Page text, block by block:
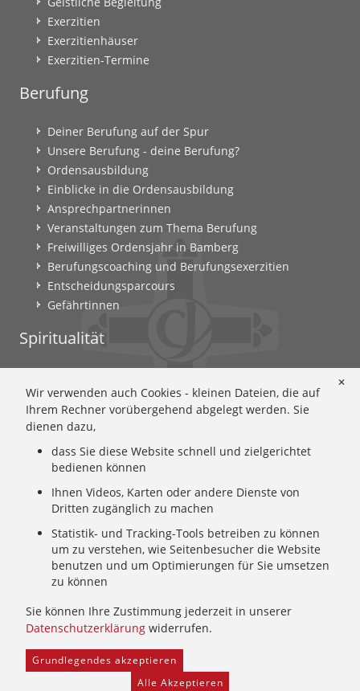
Exerzitien
Exerzitienhäuser
Exerzitien-Termine
Berufung
Deiner Berufung auf der Spur
Unsere Berufung - deine Berufung?
Ordensausbildung
Einblicke in die Ordensausbildung
Ansprechpartnerinnen
Veranstaltungen zum Thema Berufung
Freiwilliges Ordensjahr in Bamberg
Berufungscoaching und Berufungsexerzitien
Entscheidungsparcours
Gefährtinnen
Spiritualität
Ignatianisch beten: Wie geht das? Eine Anleitung
Ignatianisch und weiblich: Mary Wards Spiritualität
Mary-Ward: Geschichte und Texte im Überblick
Mary Ward 400: Mary Wards erster Weg nach Rom
Spirituelle Impulse
Zeitschrift: Spiritualität konkret
Gemeinschaft
Wer wir sind: Ignatianisch - Weiblich - CJ
Wie wir leben: Unsere Sendung
Wer uns führt: Unsere Ordensleitung
Facebook Freie Stellen
✕
Wir verwenden auch Cookies - kleinen Dateien, die auf
Ihrem Rechner vorübergehend abgelegt werden. Sie
dienen dazu,
dass Sie diese Website schnell und zielgerichtet
bedienen können
Ihnen Videos, Karten oder andere Dienste von
Dritten zugänglich zu machen
Statistik- und Tracking-Tools betreiben zu können
um zu verstehen, wie Seitenbesucher die Website
benutzen und um Optimierungen für Sie umsetzen
zu können
Sie können Ihre Zustimmung jederzeit in unserer
Datenschutzerklärung widerrufen.
Grundlegendes akzeptieren
Alle Akzeptieren